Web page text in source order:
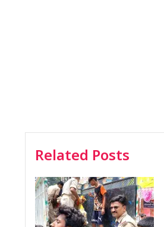
Related Posts